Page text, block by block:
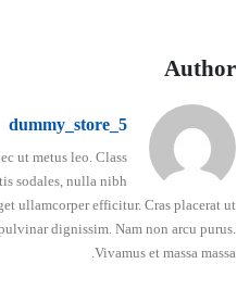
Author
dummy_store_5
ut metus leo. Class
sodales, nulla nibh
ullamcorper efficitur. Cras placerat ut
dignissim. Nam non arcu purus.
Vivamus et massa massa.